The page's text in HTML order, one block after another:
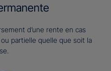
d’une rente en cas
partielle quelle que soit la